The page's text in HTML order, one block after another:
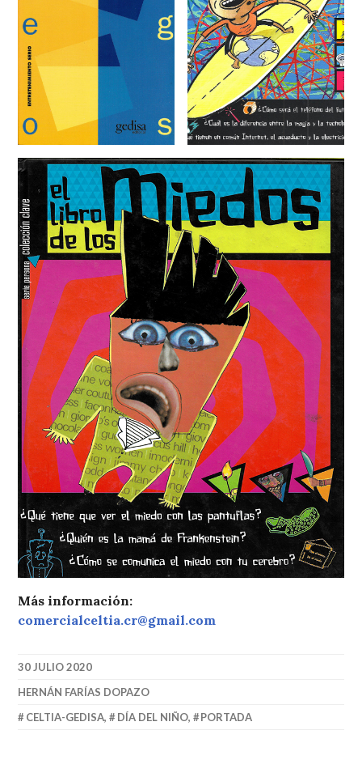
Más información:
comercialceltia.cr@gmail.com
30 JULIO 2020
HERNÁN FARÍAS DOPAZO
CELTIA-GEDISA, DÍA DEL NIÑO, PORTADA